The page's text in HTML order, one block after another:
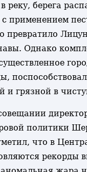
реку, берега
с применением
превратило
Однако
и грязной в
политики
что в
рекорды